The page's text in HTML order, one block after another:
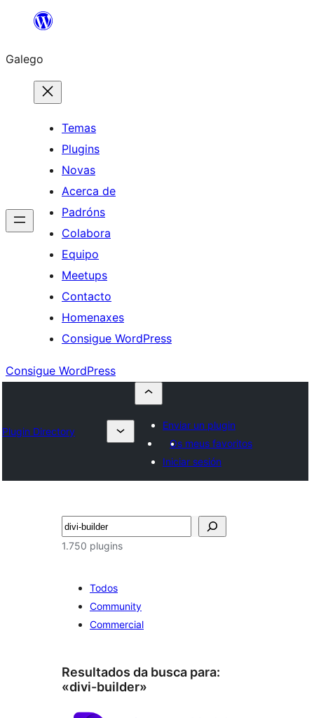
Saltar
contido
Galego
Temas
Plugins
Novas
Acerca de
Padróns
Colabora
Equipo
Meetups
Contacto
Homenaxes
Consigue WordPress
Consigue WordPress
Plugin Directory
Enviar un plugin
Os meus favoritos
Iniciar sesión
Buscar
1.750 plugins
Todos
Community
Commercial
Resultados da busca para:
«divi-builder»